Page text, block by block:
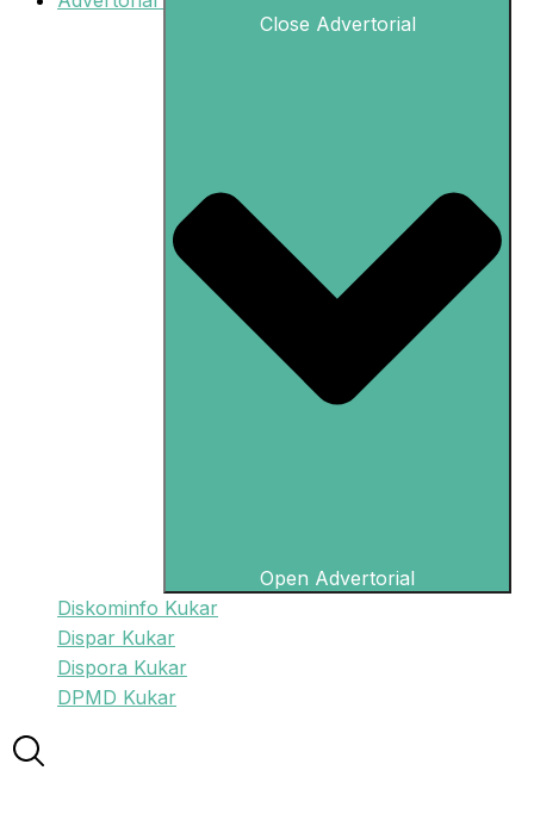
Close Advertorial
Open Advertorial
Diskominfo Kukar
Dispar Kukar
Dispora Kukar
DPMD Kukar